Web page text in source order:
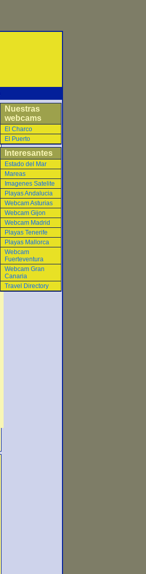
Nuestras
webcams
El Charco
El Puerto
Interesantes
Estado del Mar
Mareas
Imagenes Satelite
Playas Andalucia
Webcam Asturias
Webcam Gijon
Webcam Madrid
Playas Tenerife
Playas Mallorca
Webcam
Fuerteventura
Webcam Gran
Canaria
Travel Directory